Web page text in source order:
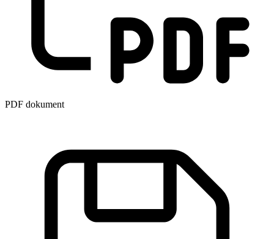
PDF dokument